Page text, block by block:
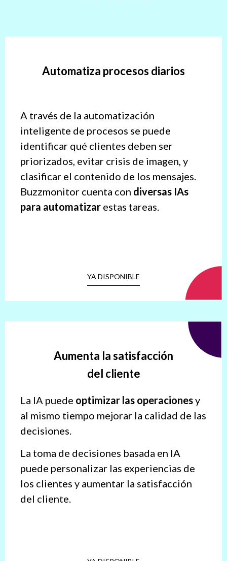
Automatiza procesos diarios
A través de la automatización
inteligente de procesos se puede
identificar qué clientes deben ser
priorizados, evitar crisis de imagen, y
clasificar el contenido de los mensajes.
Buzzmonitor cuenta con diversas IAs
para automatizar estas tareas.
YA DISPONIBLE
Aumenta la satisfacción
del cliente
La IA puede optimizar las operacionesy
al mismo tiempo mejorar la calidad de las
decisiones.
La toma de decisiones basada en IA
puede personalizar las experiencias de
los clientes y aumentar la satisfacción
del cliente.